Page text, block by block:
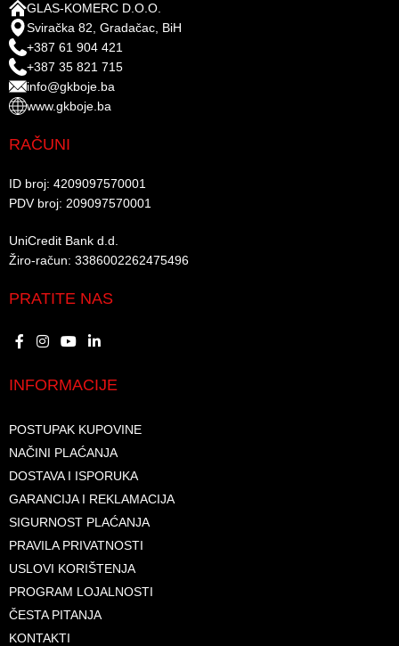
GLAS-KOMERC D.O.O.
Sviračka 82, Gradačac, BiH
+387 61 904 421
+387 35 821 715
info@gkboje.ba
www.gkboje.ba
RAČUNI
ID broj: 4209097570001​
PDV broj: 209097570001 ​
UniCredit Bank d.d.​
Žiro-račun: 3386002262475496​​
PRATITE NAS
INFORMACIJE
POSTUPAK KUPOVINE
NAČINI PLAĆANJA
DOSTAVA I ISPORUKA
GARANCIJA I REKLAMACIJA
SIGURNOST PLAĆANJA
PRAVILA PRIVATNOSTI
USLOVI KORIŠTENJA
PROGRAM LOJALNOSTI
ČESTA PITANJA
KONTAKTI